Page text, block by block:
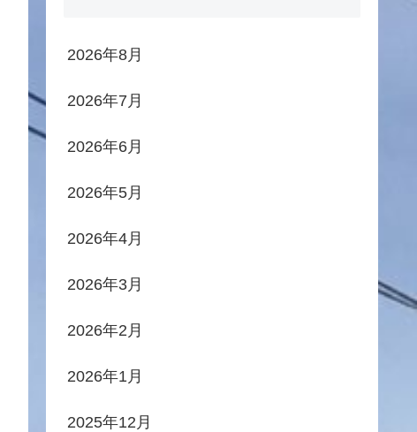
2026年8月
2026年7月
2026年6月
2026年5月
2026年4月
2026年3月
2026年2月
2026年1月
2025年12月